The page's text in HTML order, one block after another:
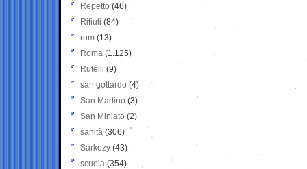
Repetto (46)
Rifiuti (84)
rom (13)
Roma (1.125)
Rutelli (9)
san gottardo (4)
San Martino (3)
San Miniato (2)
sanità (306)
Sarkozy (43)
scuola (354)